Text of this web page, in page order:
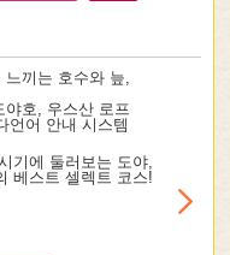
끼는 호수와 늪,
호, 우스산 로프
언어 안내 시스템
기에 둘러보는 도야,
베스트 셀렉트 코스!